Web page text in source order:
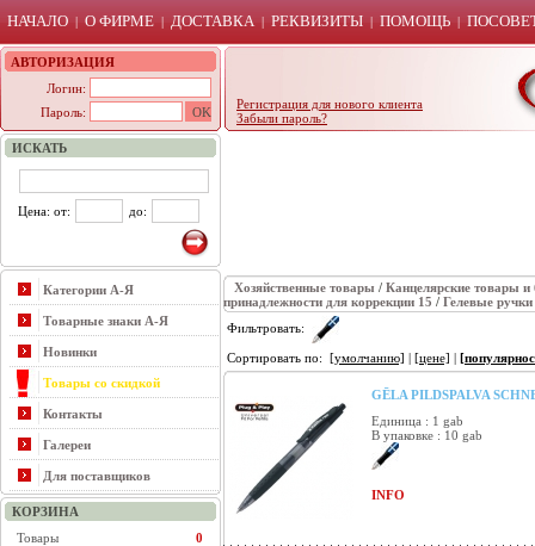
НАЧАЛО | О ФИРМЕ | ДОСТАВКА | РЕКВИЗИТЫ | ПОМОЩЬ |
АВТОРИЗАЦИЯ
Логин:
Пароль:
Регистрация для нового клиента
Забыли пароль?
ИСКАТЬ
Цена: от: до:
Категории А-Я
Товарные знаки А-Я
Новинки
Товары со скидкой
Контакты
Галереи
Для поставщиков
КОРЗИНА
Товары
0
Хозяйственные товары / Канцелярские товары и
принадлежности для коррекции 15 / Гелевые ручки
Фильтровать:
Сортировать по: [умолчанию] | [цене] |
GĒLA PILDSPALVA
Единица : 1 gab
В упаковке : 10 gab
INFO